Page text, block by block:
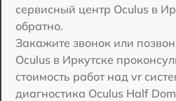
сервисный центр Oculus в
обратно.
Закажите звонок или
Oculus в Иркутске
стоимость работ над vr
диагностика Oculus Half